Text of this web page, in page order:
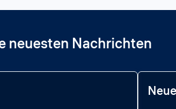
neuesten Nachrichten